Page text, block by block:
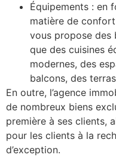
Équipements : en
matière de
vous propose des
que des cuisines
modernes, des
balcons, des
En outre, l’agence
de nombreux biens
première à ses clients,
pour les clients à la
d’exception.